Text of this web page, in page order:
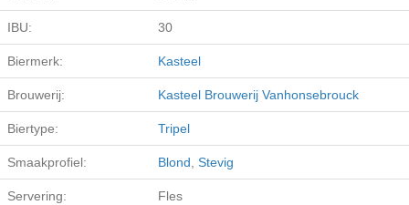
IBU: 30
Biermerk: Kasteel
Brouwerij: Kasteel Brouwerij Vanhonsebrouck
Biertype: Tripel
Smaakprofiel: Blond Stevig
Servering: Fles